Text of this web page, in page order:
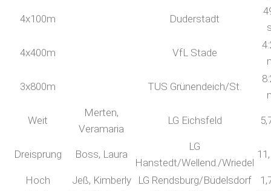
4x100m Duderstadt
4x400m VfL Stade
3x800m TUS Grünendeich/St.
Weit
Merten,
Veramaria
LG Eichsfeld
Dreisprung Boss, Laura
LG
Hanstedt/Wellend./Wriedel
Hoch Jeß, Kimberly LG Rendsburg/Büdelsdorf